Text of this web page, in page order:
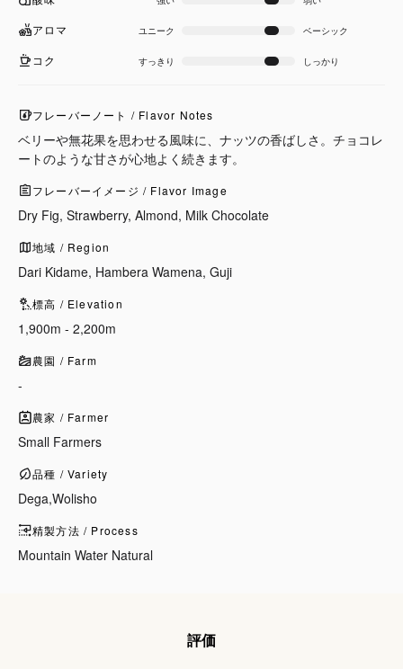
アロマ ユニーク ベーシック
コク すっきり しっかり
フレーバーノート / Flavor Notes
ベリーや無花果を思わせる風味に、ナッツの香ばしさ。チョコレ
ートのような甘さが心地よく続きます。
フレーバーイメージ / Flavor Image
Dry Fig, Strawberry, Almond, Milk Chocolate
地域 / Region
Dari Kidame, Hambera Wamena, Guji
標高 / Elevation
1,900m - 2,200m
農園 / Farm
-
農家 / Farmer
Small Farmers
品種 / Variety
Dega,Wolisho
精製方法 / Process
Mountain Water Natural
評価